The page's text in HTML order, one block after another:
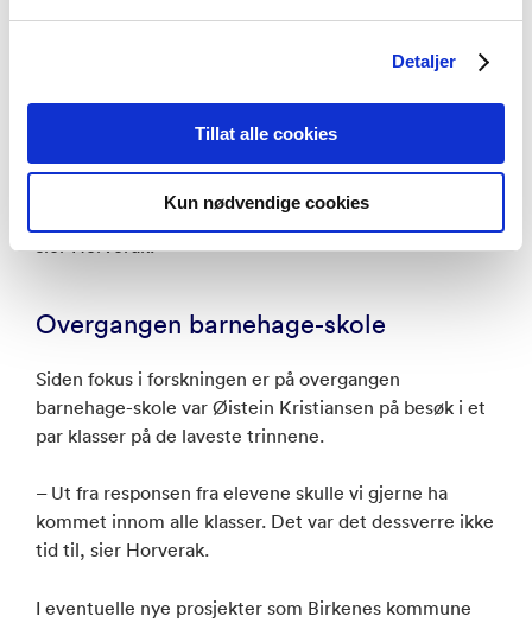
Detaljer
Tillat alle cookies
Kun nødvendige cookies
og skoler. De møtes jevnlig for å drøfte arbeid med
muligheter til å jobbe med ulike kreative teknikker,
inspirert av Øistein, i eventuelle fremtidige prosjekt.
– Vi fikk muligheten til å prøve ut ulike teknikker, som
inspirasjon til nye måter å jobbe med kreativitet på,
sier Horverak.
Overgangen barnehage-skole
Siden fokus i forskningen er på overgangen
barnehage-skole var Øistein Kristiansen på besøk i et
par klasser på de laveste trinnene.
– Ut fra responsen fra elevene skulle vi gjerne ha
kommet innom alle klasser. Det var det dessverre ikke
tid til, sier Horverak.
I eventuelle nye prosjekter som Birkenes kommune